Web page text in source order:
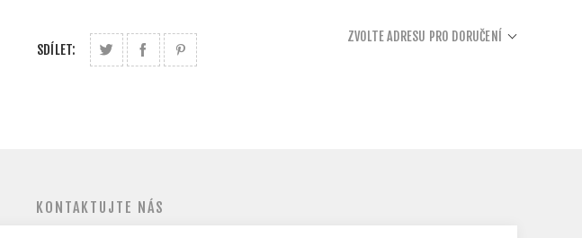
SDÍLET:
ZVOLTE ADRESU PRO DORUČENÍ
KONTAKTUJTE NÁS